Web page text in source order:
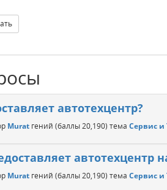
автотехцентр?
Murat гений (баллы20,190) тема Сервис
автотехцентр
Murat гений (баллы20,190) тема Сервис